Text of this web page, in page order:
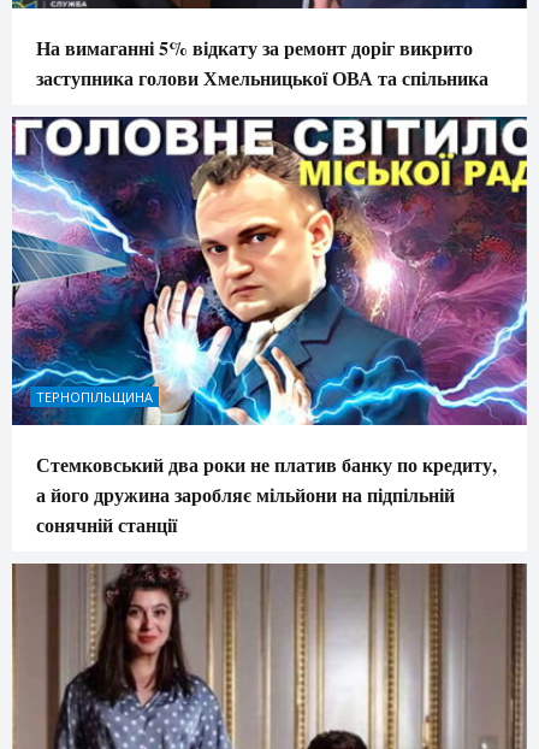
На вимаганні 5% відкату за ремонт доріг викрито
заступника голови Хмельницької ОВА та спільника
ТЕРНОПІЛЬЩИНА
Стемковський два роки не платив банку по кредиту,
а його дружина заробляє мільйони на підпільній
сонячній станції